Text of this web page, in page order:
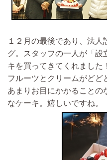
１２月の最後であり、法
グ。スタッフの一人が「設
キを買ってきてくれまし
フルーツとクリームがど
あまりお目にかかることの
なケーキ。嬉しいですね。